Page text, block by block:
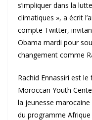
s’impliquer dans la
climatiques », a écrit
compte Twitter,
Obama mardi pour
changement comme
Rachid Ennassiri est
Moroccan Youth
la jeunesse marocaine
du programme